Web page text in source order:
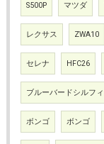
S500P マツダ
レクサス ZWA10
セレナ HFC26
ブルーバードシルフィ
ボンゴ ボンゴ